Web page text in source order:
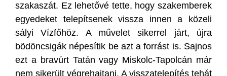
szakaszát. Ez lehetővé tette, hogy szakemberek
egyedeket telepítsenek vissza innen a közeli
sályi Vízfőhöz. A művelet sikerrel járt, újra
bödöncsigák népesítik be azt a forrást is. Sajnos
ezt a bravúrt Tatán vagy Miskolc-Tapolcán már
nem sikerült végrehajtani. A visszatelepítés tehát